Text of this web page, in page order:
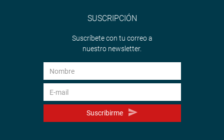
SUSCRIPCIÓN
Suscríbete con tu correo a
nuestro newsletter.
Suscribirme